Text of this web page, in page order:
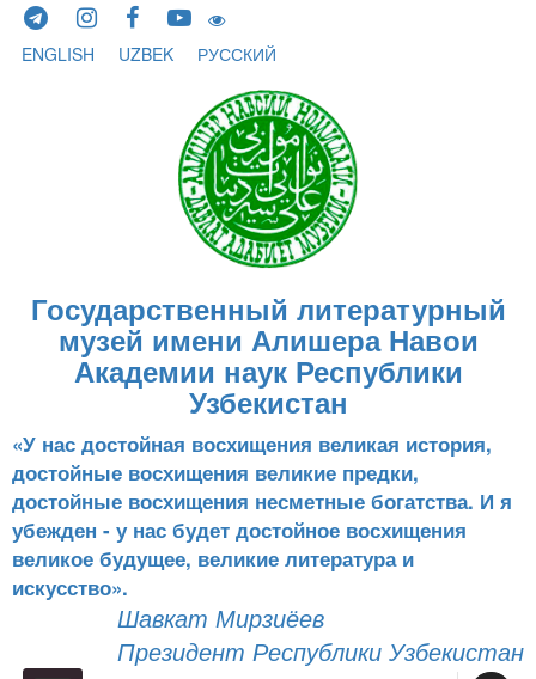
Skip to content
ENGLISH
UZBEK РУССКИЙ
Государственный литературный
музей имени Алишера Навои
Академии наук Республики
Узбекистан
«У нас достойная восхищения великая история,
достойные восхищения великие предки,
достойные восхищения несметные богатства. И я
убежден - у нас будет достойное восхищения
великое будущее, великие литература и
искусство».
Шавкат Мирзиёев
Президент Республики Узбекистан